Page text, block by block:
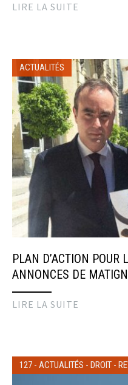
LIRE LA SUITE
ACTUALITÉS
PLAN D’ACTION POUR
ANNONCES DE
LIRE LA SUITE
127 - ACTUALITÉS - DROIT -